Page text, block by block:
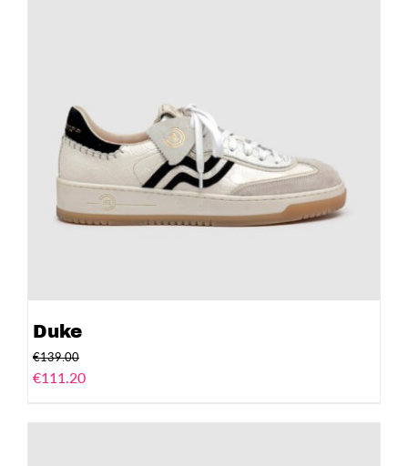
Duke
€139.00
€111.20